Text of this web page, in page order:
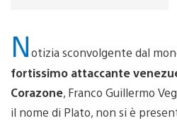
Notizia sconvolgente dal
fortissimo attaccante
Corazone, Franco Guillermo
il nome di Plato, non si è